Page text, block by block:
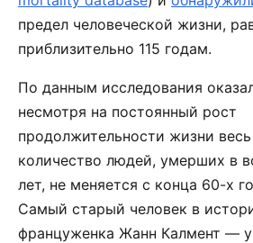
предел человеческой жизни,
приблизительно 115 годам.
По данным исследования
несмотря на постоянный рост
продолжительности жизни
количество людей, умерших в
лет, не меняется с конца 60-х
Самый старый человек в
француженка Жанн Калмент —